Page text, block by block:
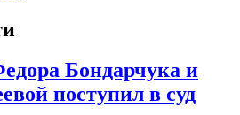
Бондарчука и
поступил в суд